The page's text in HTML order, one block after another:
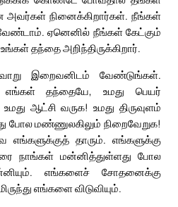
அவர்கள் நினைக்கிறார்கள். நீங்கள்
ஏனெனில் நீங்கள் கேட்கும்
தந்தை அறிந்திருக்கிறார்.
இறைவனிடம் வேண்டுங்கள்.
எங்கள் தந்தையே, உமது பெயர்
ஆட்சி வருக! உமது திருவுளம்
போல மண்ணுலகிலும் நிறைவேறுக!
தாரும். எங்களுக்கு
நாங்கள் மன்னித்துள்ளது போல
எங்களைச் சோதனைக்கு
எங்களை விடுவியும்.